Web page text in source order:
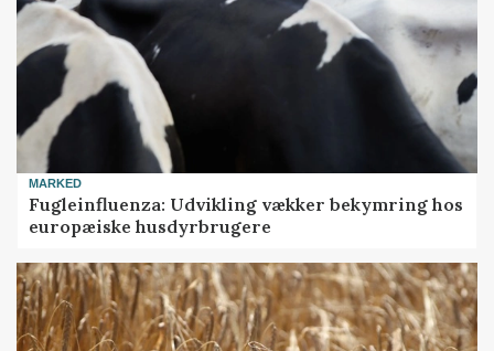
MARKED
Fugleinfluenza: Udvikling vækker bekymring hos
europæiske husdyrbrugere